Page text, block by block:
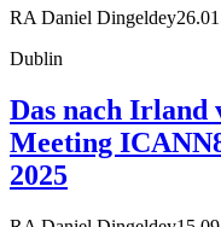
RA Daniel Dingeldey
Dublin
Das nach Irland
Meeting
2025